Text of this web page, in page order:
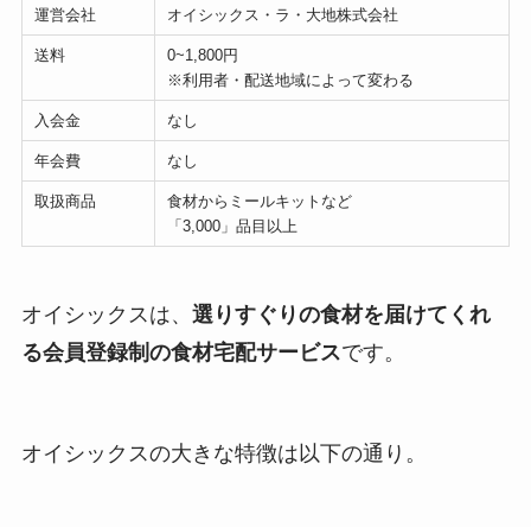
運営会社 オイシックス・ラ・大地株式会社
送料
0~1,800円
※利用者・配送地域によって変わる
入会金 なし
年会費 なし
取扱商品
食材からミールキットなど
「3,000」品目以上
オイシックスは、 選りすぐりの食材を届けてくれ
る会員登録制の食材宅配サービスです。
オイシックスの大きな特徴は以下の通り。